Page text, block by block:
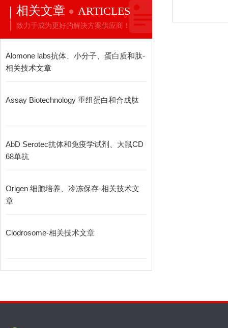
相关文章 ARTICLES
致力于成为更好的解决方案供应商！
Alomone labs抗体、小分子、蛋白质和肽-
相关技术文章
Assay Biotechnology 重组蛋白和合成肽
AbD Serotec抗体和免疫学试剂、大鼠CD
68单抗
Origen 细胞培养、冷冻保存-相关技术文
章
Clodrosome-相关技术文章